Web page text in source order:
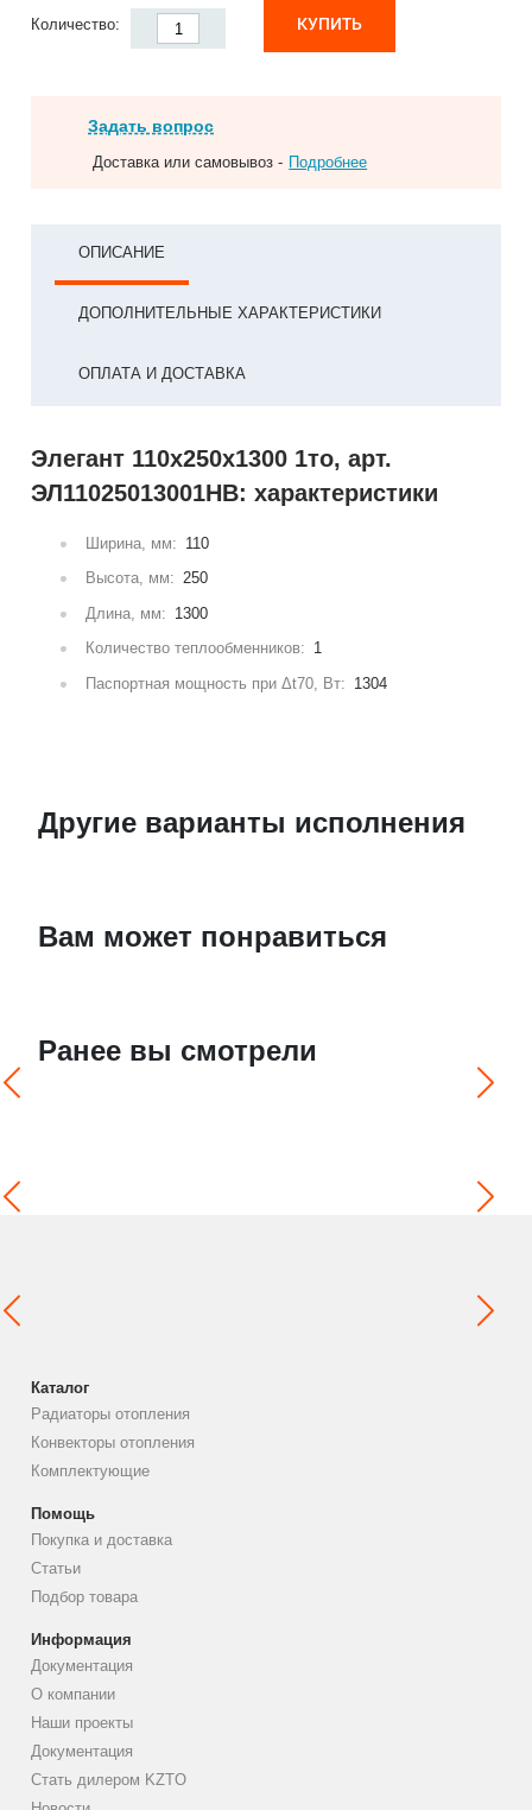
Количество: КУПИТЬ
Задать вопрос
Доставка или самовывоз - Подробнее
ОПИСАНИЕ
ДОПОЛНИТЕЛЬНЫЕ ХАРАКТЕРИСТИКИ
ОПЛАТА И ДОСТАВКА
Элегант 110x250x1300 1то, арт.
ЭЛ11025013001НВ: характеристики
Ширина, мм: 110
Высота, мм: 250
Длина, мм: 1300
Количество теплообменников: 1
Паспортная мощность при Δt70, Вт: 1304
Другие варианты исполнения
Вам может понравиться
Ранее вы смотрели
Каталог
Радиаторы отопления
Конвекторы отопления
Комплектующие
Помощь
Покупка и доставка
Статьи
Подбор товара
Информация
Документация
О компании
Наши проекты
Документация
Стать дилером KZTO